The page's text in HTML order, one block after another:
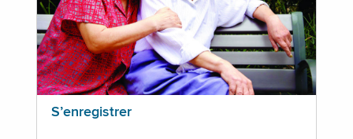
S’enregistrer